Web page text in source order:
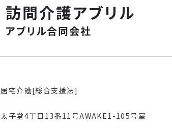
訪問介護アブリル
アブリル合同会社
居宅介護[総合支援法]
太子堂4丁目13番11号AWAKE1-105号室